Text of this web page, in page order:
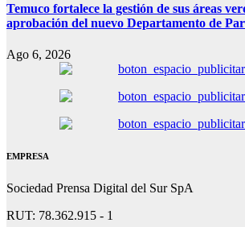
Temuco fortalece la gestión de sus áreas
aprobación del nuevo Departamento de
Ago 6, 2026
EMPRESA
Sociedad Prensa Digital del Sur SpA
RUT: 78.362.915 - 1